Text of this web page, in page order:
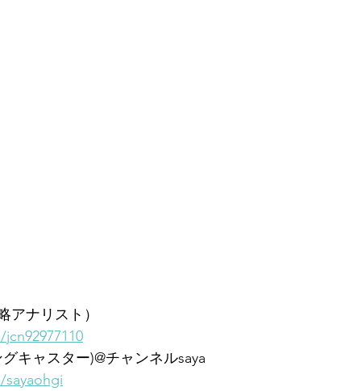
アナリスト）
キャスター)@チャンネルsaya